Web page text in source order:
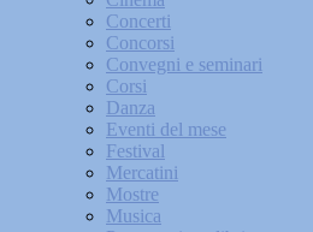
Concerti
Concorsi
Convegni e seminari
Corsi
Danza
Eventi del mese
Festival
Mercatini
Mostre
Musica